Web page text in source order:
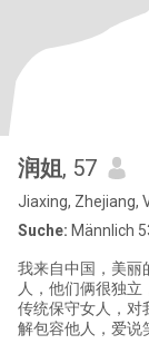
润姐, 57
Jiaxing, Zhejiang,
Suche: Männlich
我来自中国，美丽
人，他们俩很独立
传统保守女人，对
解包容他人，爱说